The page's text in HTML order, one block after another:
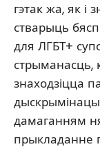
гэтак жа, як і
стварыць
для ЛГБТ+
стрыманасць,
знаходзіцца
дамаганням
прыкладанне